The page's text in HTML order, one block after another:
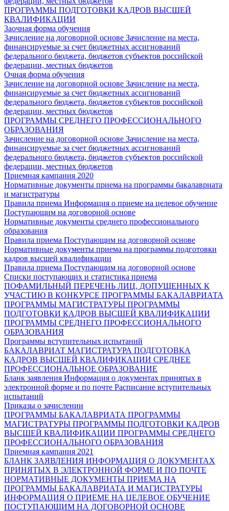
ПРОГРАММЫ ПОДГОТОВКИ КАДРОВ ВЫСШЕЙ
КВАЛИФИКАЦИИ
Заочная форма обучения
Зачисление на договорной основе Зачисление на места,
финансируемые за счет бюджетных ассигнований
федерального бюджета, бюджетов субъектов российской
федерации, местных бюджетов
Очная форма обучения
Зачисление на договорной основе Зачисление на места,
финансируемые за счет бюджетных ассигнований
федерального бюджета, бюджетов субъектов российской
федерации, местных бюджетов
ПРОГРАММЫ СРЕДНЕГО ПРОФЕССИОНАЛЬНОГО
ОБРАЗОВАНИЯ
Зачисление на договорной основе Зачисление на места,
финансируемые за счет бюджетных ассигнований
федерального бюджета, бюджетов субъектов российской
федерации, местных бюджетов
Приемная кампания 2020
Нормативные документы приема на программы бакалавриата
и магистратуры
Правила приема Информация о приеме на целевое обучение
Поступающим на договорной основе
Нормативные документы среднего профессионального
образования
Правила приема Поступающим на договорной основе
Нормативные документы приема на программы подготовки
кадров высшей квалификации
Правила приема Поступающим на договорной основе
Списки поступающих и статистика приема
ПОФАМИЛЬНЫЙ ПЕРЕЧЕНЬ ЛИЦ, ДОПУЩЕННЫХ К
УЧАСТИЮ В КОНКУРСЕ ПРОГРАММЫ БАКАЛАВРИАТА
ПРОГРАММЫ МАГИСТРАТУРЫ ПРОГРАММЫ
ПОДГОТОВКИ КАДРОВ ВЫСШЕЙ КВАЛИФИКАЦИИ
ПРОГРАММЫ СРЕДНЕГО ПРОФЕССИОНАЛЬНОГО
ОБРАЗОВАНИЯ
Программы вступительных испытаний
БАКАЛАВРИАТ МАГИСТРАТУРА ПОДГОТОВКА
КАДРОВ ВЫСШЕЙ КВАЛИФИКАЦИИ СРЕДНЕЕ
ПРОФЕССИОНАЛЬНОЕ ОБРАЗОВАНИЕ
Бланк заявления Информация о документах принятых в
электронной форме и по почте Расписание вступительных
испытаний
Приказы о зачислении
ПРОГРАММЫ БАКАЛАВРИАТА ПРОГРАММЫ
МАГИСТРАТУРЫ ПРОГРАММЫ ПОДГОТОВКИ КАДРОВ
ВЫСШЕЙ КВАЛИФИКАЦИИ ПРОГРАММЫ СРЕДНЕГО
ПРОФЕССИОНАЛЬНОГО ОБРАЗОВАНИЯ
Приемная кампания 2021
БЛАНК ЗАЯВЛЕНИЯ ИНФОРМАЦИЯ О ДОКУМЕНТАХ
ПРИНЯТЫХ В ЭЛЕКТРОННОЙ ФОРМЕ И ПО ПОЧТЕ
НОРМАТИВНЫЕ ДОКУМЕНТЫ ПРИЕМА НА
ПРОГРАММЫ БАКАЛАВРИАТА И МАГИСТРАТУРЫ
ИНФОРМАЦИЯ О ПРИЕМЕ НА ЦЕЛЕВОЕ ОБУЧЕНИЕ
ПОСТУПАЮЩИМ НА ДОГОВОРНОЙ ОСНОВЕ